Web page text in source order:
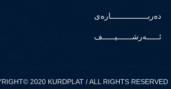
دەربـــــــــــــــارەی
ئـــــەرشــــــیـــــف
2020 KURDPLAT / ALL RIGHTS RESERVED